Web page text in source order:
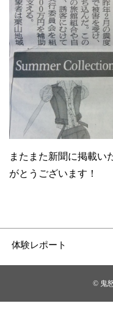
またまた新聞に掲載い
がとうございます！
体験レポート
© 鬼